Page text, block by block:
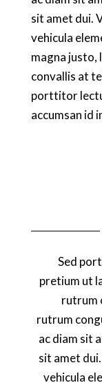
sit amet dui.
vehicula
magna justo,
convallis at
porttitor
accumsan id
Sed
pretium ut
rutrum
rutrum
ac diam sit
sit amet
vehicula